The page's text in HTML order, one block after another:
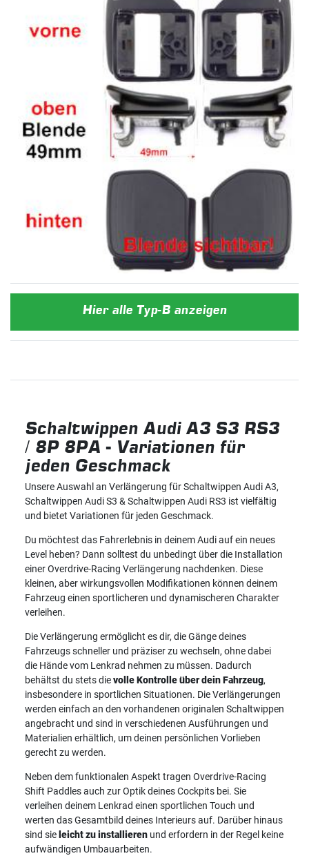
Hier alle Typ-B anzeigen
Schaltwippen Audi A3 S3 RS3
/ 8P 8PA - Variationen für
jeden Geschmack
Unsere Auswahl an Verlängerung für Schaltwippen Audi A3,
Schaltwippen Audi S3 & Schaltwippen Audi RS3 ist vielfältig
und bietet Variationen für jeden Geschmack.
Du möchtest das Fahrerlebnis in deinem Audi auf ein neues
Level heben? Dann solltest du unbedingt über die Installation
einer Overdrive-Racing Verlängerung nachdenken. Diese
kleinen, aber wirkungsvollen Modifikationen können deinem
Fahrzeug einen sportlicheren und dynamischeren Charakter
verleihen.
Die Verlängerung ermöglicht es dir, die Gänge deines
Fahrzeugs schneller und präziser zu wechseln, ohne dabei
die Hände vom Lenkrad nehmen zu müssen. Dadurch
behältst du stets dievolle Kontrolle über dein Fahrzeug,
insbesondere in sportlichen Situationen. Die Verlängerungen
werden einfach an den vorhandenen originalen Schaltwippen
angebracht und sind in verschiedenen Ausführungen und
Materialien erhältlich, um deinen persönlichen Vorlieben
gerecht zu werden.
Neben dem funktionalen Aspekt tragen Overdrive-Racing
Shift Paddles auch zur Optik deines Cockpits bei. Sie
verleihen deinem Lenkrad einen sportlichen Touch und
werten das Gesamtbild deines Interieurs auf. Darüber hinaus
sind sie leicht zu installieren und erfordern in der Regel keine
aufwändigen Umbauarbeiten.